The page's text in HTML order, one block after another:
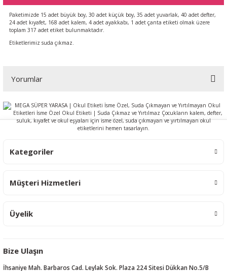
Paketimizde 15 adet büyük boy, 30 adet küçük boy, 35 adet yuvarlak, 40 adet defter,
24 adet kıyafet, 168 adet kalem, 4 adet ayakkabı, 1 adet çanta etiketi olmak üzere
toplam 317 adet etiket bulunmaktadır.
Etiketlerimiz suda çıkmaz.
Yorumlar
Bu ürüne ilk yorumu siz yapın!
Kategoriler
Müşteri Hizmetleri
Üyelik
Bize Ulaşın
İhsaniye Mah. Barbaros Cad. Leylak Sok. Plaza 224 Sitesi Dükkan No.5/B